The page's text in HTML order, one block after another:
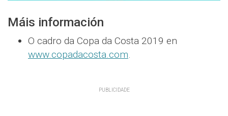
Máis información
O cadro da Copa da Costa 2019 en
www.copadacosta.com.